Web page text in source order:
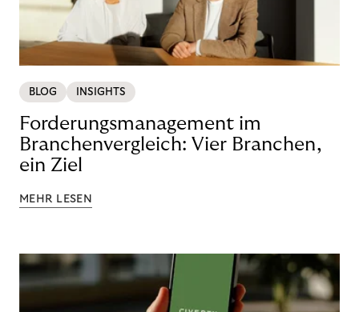
BLOG INSIGHTS
Forderungsmanagement im
Branchenvergleich: Vier Branchen,
ein Ziel
MEHR LESEN